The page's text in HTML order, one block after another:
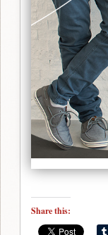
Share this: